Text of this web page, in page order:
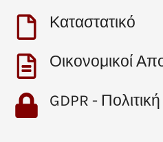
Καταστατικό
Οικονομικοί
GDPR -